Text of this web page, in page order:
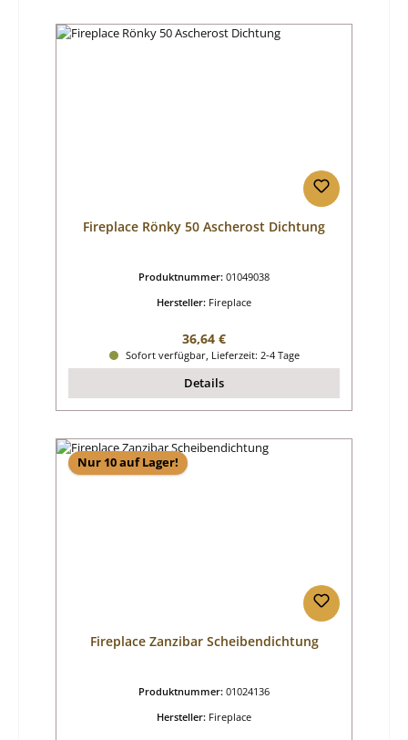
Fireplace Rönky 50 Ascherost Dichtung
Produktnummer: 01049038
Hersteller: Fireplace
Regulärer Preis:
36,64 €
Sofort verfügbar, Lieferzeit: 2-4 Tage
Details
Nur 10 auf Lager!
Fireplace Zanzibar Scheibendichtung
Produktnummer: 01024136
Hersteller: Fireplace